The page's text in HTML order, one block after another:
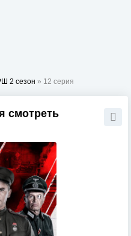
2 сезон » 12 серия
смотреть